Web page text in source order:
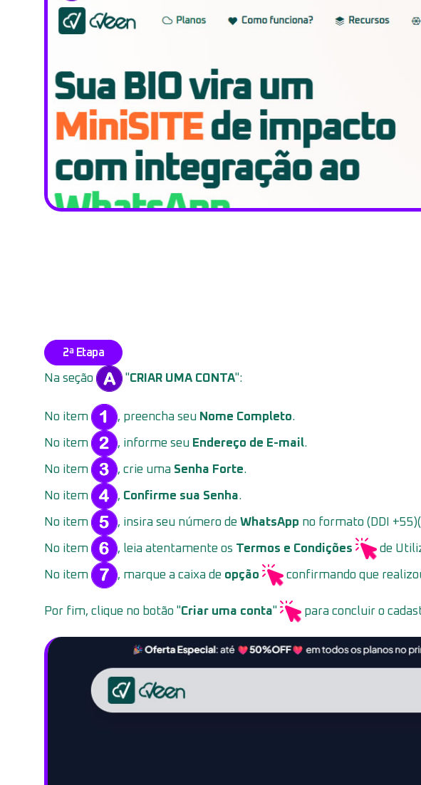
2ª Etapa
Na seção "CRIAR UMA CONTA":
No item , preencha seu Nome Completo.
No item , informe seu Endereço de E-mail.
No item , crie uma Senha Forte.
No item , Confirme sua Senha.
No item , insira seu número de WhatsApp no formato (DDI
No item , leia atentamente os Termos e Condições de
No item , marque a caixa de opção confirmando que
Por fim, clique no botão "Criar uma conta" para concluir o